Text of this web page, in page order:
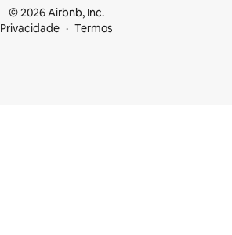
© 2026 Airbnb, Inc.
Privacidade
Termos